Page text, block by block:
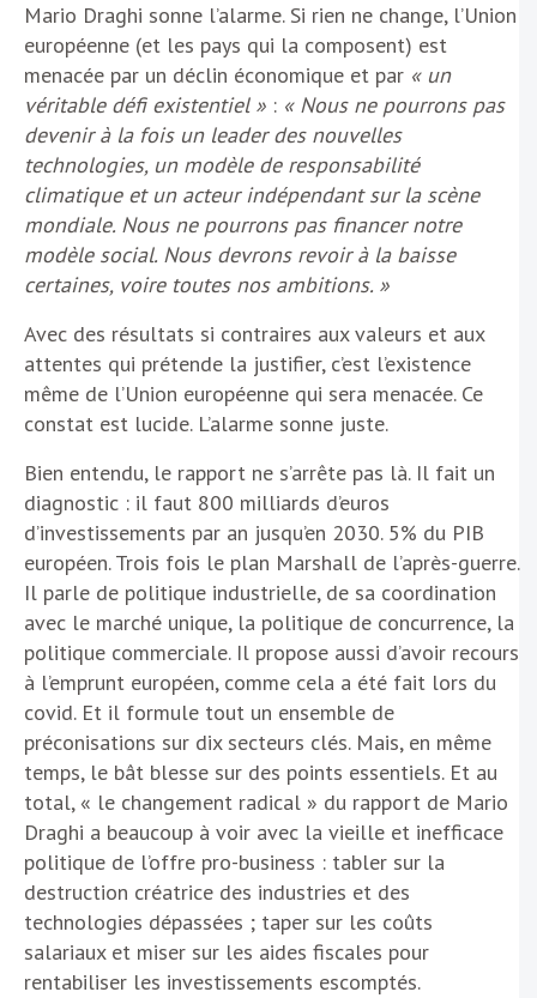
Mario Draghi sonne l’alarme. Si rien ne change, l’Union
européenne (et les pays qui la composent) est
menacée par un déclin économique et par « un
véritable défi existentiel » : « Nous ne pourrons pas
devenir à la fois un leader des nouvelles
technologies, un modèle de responsabilité
climatique et un acteur indépendant sur la scène
mondiale. Nous ne pourrons pas financer notre
modèle social. Nous devrons revoir à la baisse
certaines, voire toutes nos ambitions. »
Avec des résultats si contraires aux valeurs et aux
attentes qui prétende la justifier, c’est l’existence
même de l’Union européenne qui sera menacée. Ce
constat est lucide. L’alarme sonne juste.
Bien entendu, le rapport ne s’arrête pas là. Il fait un
diagnostic : il faut 800 milliards d’euros
d’investissements par an jusqu’en 2030. 5% du PIB
européen. Trois fois le plan Marshall de l’après-guerre.
Il parle de politique industrielle, de sa coordination
avec le marché unique, la politique de concurrence, la
politique commerciale. Il propose aussi d’avoir recours
à l’emprunt européen, comme cela a été fait lors du
covid. Et il formule tout un ensemble de
préconisations sur dix secteurs clés. Mais, en même
temps, le bât blesse sur des points essentiels. Et au
total, « le changement radical » du rapport de Mario
Draghi a beaucoup à voir avec la vieille et inefficace
politique de l’offre pro-business : tabler sur la
destruction créatrice des industries et des
technologies dépassées ; taper sur les coûts
salariaux et miser sur les aides fiscales pour
rentabiliser les investissements escomptés.